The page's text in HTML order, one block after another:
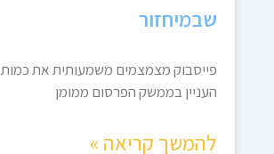
שבמיחזור
פייסבוק מצמצמים משמעותית את כמות
העניין בממשק הפרסום ממומן
להמשך קריאה »